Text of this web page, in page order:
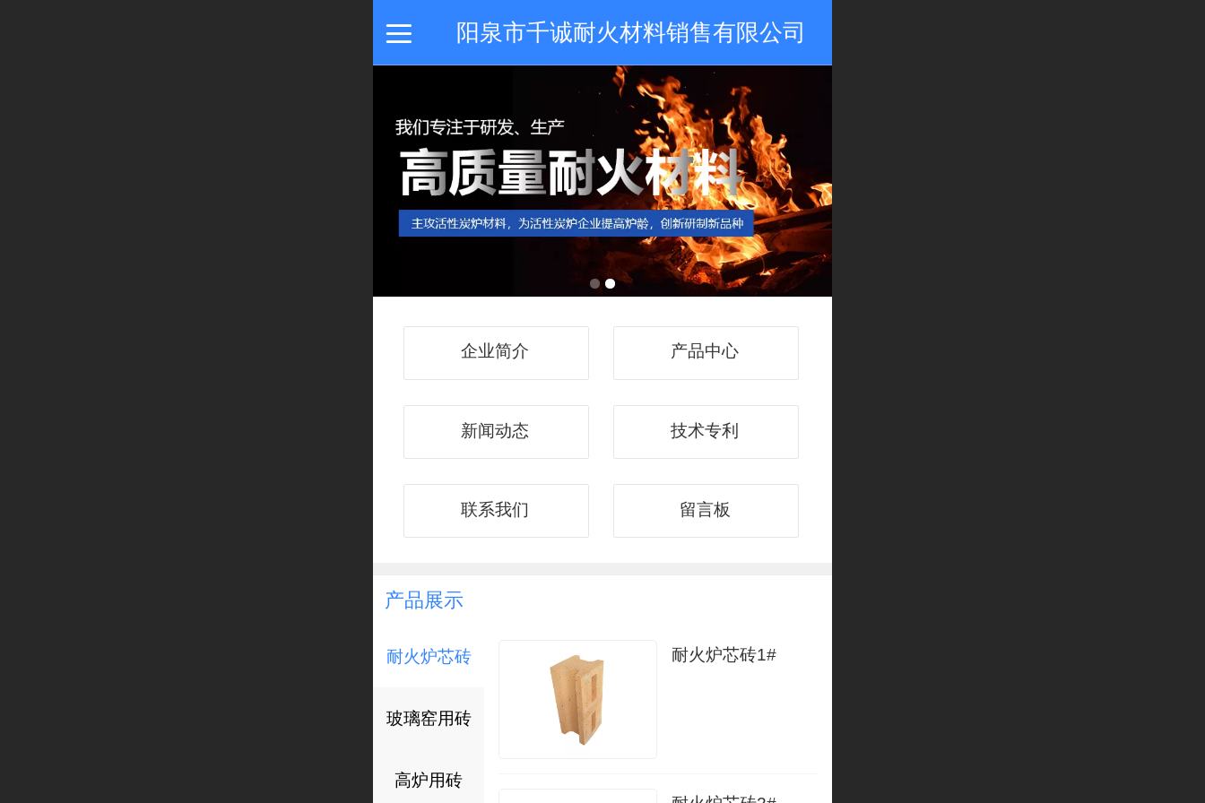
阳泉市千诚耐火材料销售有限公司
产品中心 技术专利 新闻动态
企业简介 产品中心
新闻动态 技术专利
联系我们 留言板
产品展示
耐火炉芯砖
玻璃窑用砖
高炉用砖
耐火炉芯砖1#